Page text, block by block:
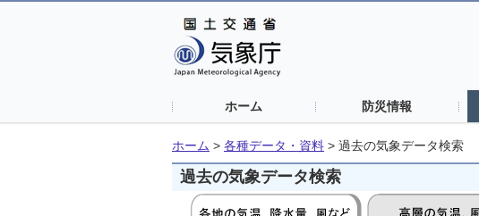
ホーム 防災情報
ホーム > 各種データ・資料 > 過去の気象データ検索
過去の気象データ検索